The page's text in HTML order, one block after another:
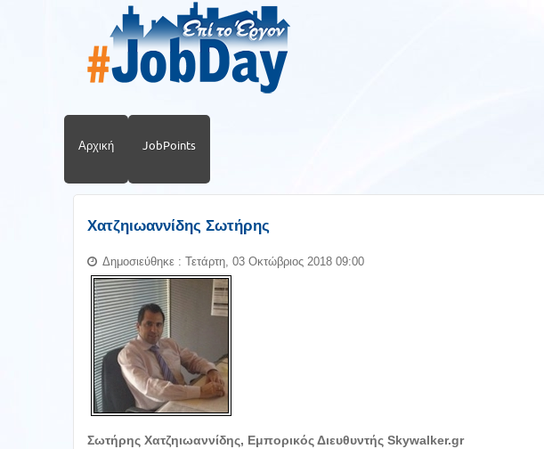
Αρχική JobPoints
Χατζηιωαννίδης Σωτήρης
Δημοσιεύθηκε : Τετάρτη, 03 Οκτώβριος 2018 09:00
Σωτήρης Χατζηιωαννίδης, Εμπορικός Διευθυντής Skywalker.gr